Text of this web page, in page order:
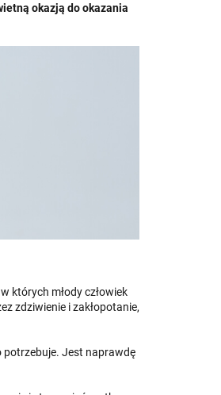
okazją do okazania
których młody człowiek
zdziwienie i zakłopotanie,
potrzebuje. Jest naprawdę